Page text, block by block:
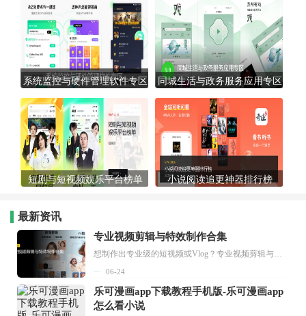
系统监控与硬件管理软件专区 同城生活与政务服务应用专区
短剧与短视频娱乐平台榜单 小说阅读追更神器排行榜
最新资讯
专业视频剪辑与特效制作合集
想制作出专业级的短视频或Vlog？专业视频剪辑与特效制作大全专题为你提供了从剪辑、抠像到特效包装的全套解决方案。无论是添加炫酷的片头、进行精准的视频抠图，还是制...
06-24
乐可漫画app下载教程手机版-乐可漫画app
怎么看小说